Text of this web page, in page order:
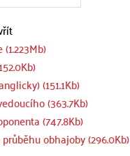
(151.1Kb)
(363.7Kb)
(747.8Kb)
obhajoby (296.0Kb)